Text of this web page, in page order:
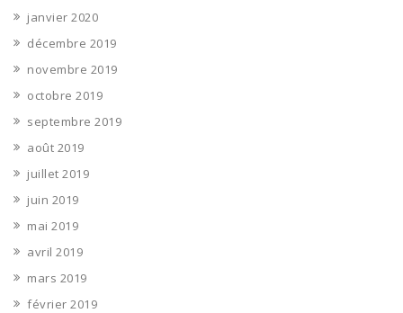
janvier 2020
décembre 2019
novembre 2019
octobre 2019
septembre 2019
août 2019
juillet 2019
juin 2019
mai 2019
avril 2019
mars 2019
février 2019